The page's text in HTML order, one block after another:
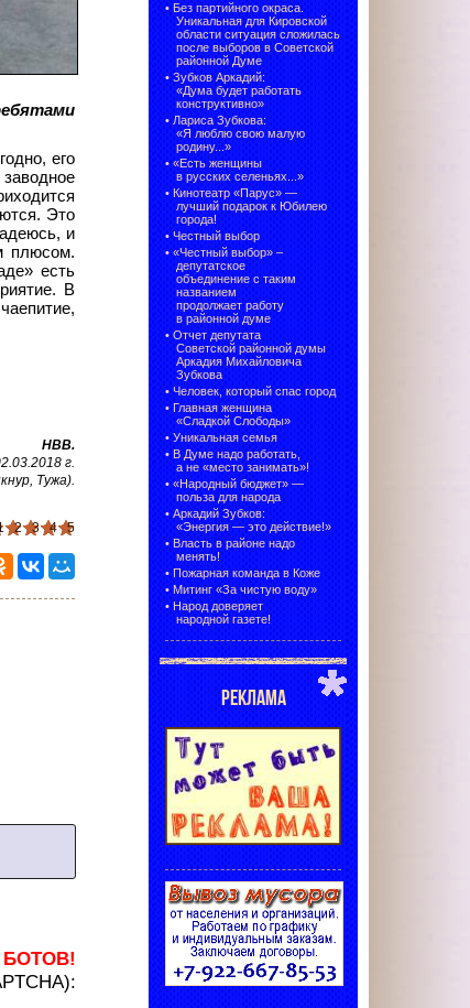
его
Это
и
плюсом.
есть
В
НВВ.
г.
Тужа).
2 3 4 5
БОТОВ!
• Без партийного окраса.
Уникальная для Кировской
области ситуация сложилась
после выборов в Советской
районной Думе
• Зубков Аркадий:
«Дума будет работать
конструктивно»
• Лариса Зубкова:
«Я люблю свою малую
родину...»
• «Есть женщины
в русских селеньях...»
• Кинотеатр «Парус» —
лучший подарок к Юбилею
города!
• Честный выбор
• «Честный выбор» –
депутатское
объединение с таким
названием
продолжает работу
в районной думе
• Отчет депутата
Советской районной думы
Аркадия Михайловича
Зубкова
• Человек, который спас город
• Главная женщина
«Сладкой Слободы»
• Уникальная семья
• В Думе надо работать,
а не «место занимать»!
• «Народный бюджет» —
польза для народа
• Аркадий Зубков:
«Энергия — это действие!»
• Власть в районе надо
менять!
• Пожарная команда в Коже
• Митинг «За чистую воду»
• Народ доверяет
народной газете!
РЕКЛАМА